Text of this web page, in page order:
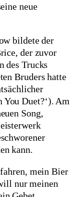
neue
bildete der
der zuvor
des Trucks
Bruders hatte
Duet?‘). Am
Song,
kann.
mein Bier
nur meinen